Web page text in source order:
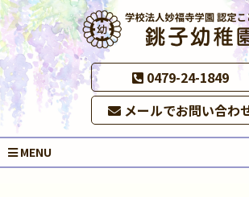
0479-24-1849
メールでお問い合わ
MENU